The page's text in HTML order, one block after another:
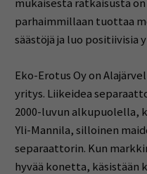
mukaisesta ratkaisusta
parhaimmillaan tuottaa
säästöjä ja luo positiivisia
Eko-Erotus Oy on
yritys. Liikeidea
2000-luvun alkupuolella,
Yli-Mannila, silloinen
separaattorin. Kun
hyvää konetta, käsistään